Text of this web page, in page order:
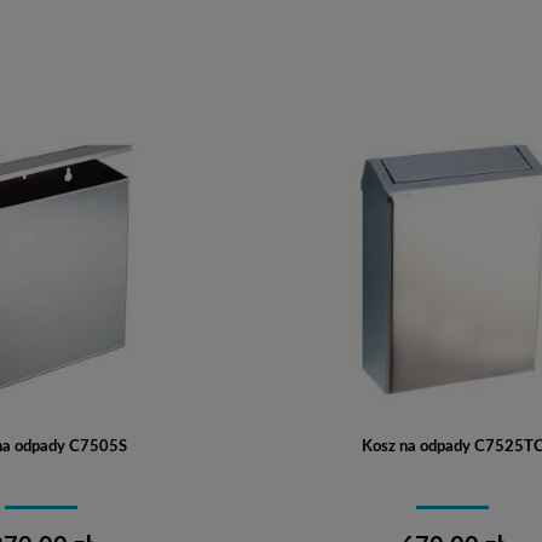
odpady C7505S Kosz na odpady